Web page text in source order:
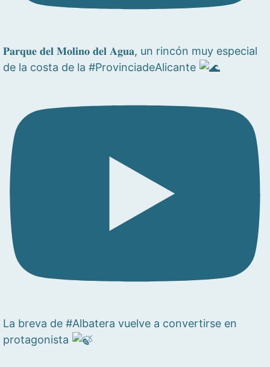
𝐏𝐚𝐫𝐪𝐮𝐞 𝐝𝐞𝐥 𝐌𝐨𝐥𝐢𝐧𝐨 𝐝𝐞𝐥 𝐀𝐠𝐮𝐚, un rincón muy especial
de la costa de la #ProvinciadeAlicante
La breva de #Albatera vuelve a convertirse en
protagonista